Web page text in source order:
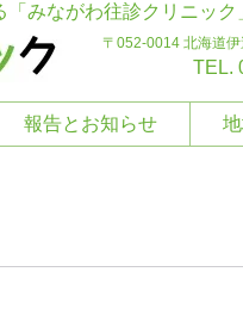
みながわ往診クリニッ
〒052-0014 北海道
TEL.
報告とお知らせ